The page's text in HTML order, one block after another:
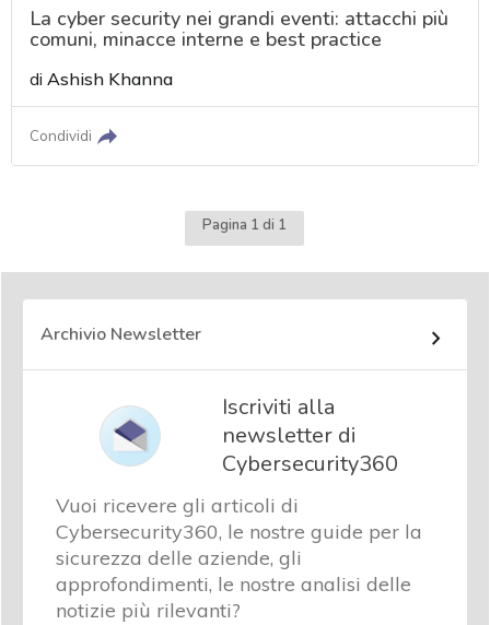
La cyber security nei grandi eventi: attacchi più
comuni, minacce interne e best practice
diAshish Khanna
Condividi
Pagina 1 di 1
Archivio Newsletter
Iscriviti alla
newsletter di
Cybersecurity360
Vuoi ricevere gli articoli di
Cybersecurity360, le nostre guide per la
sicurezza delle aziende, gli
approfondimenti, le nostre analisi delle
notizie più rilevanti?